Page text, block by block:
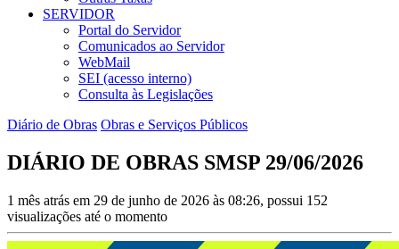
SERVIDOR
Portal do Servidor
Comunicados ao Servidor
WebMail
SEI (acesso interno)
Consulta às Legislações
Diário de Obras Obras e Serviços Públicos
DIÁRIO DE OBRAS SMSP 29/06/2026
1 mês atrás em 29 de junho de 2026 às 08:26, possui 152
visualizações até o momento